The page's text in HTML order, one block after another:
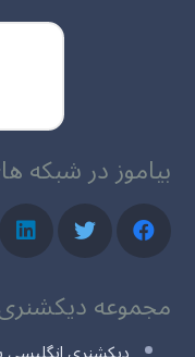
بیاموز در شبکه
مجموعه